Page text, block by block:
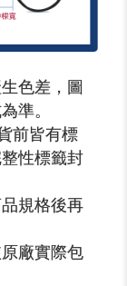
色差，圖
準。
前皆有標
性標籤封
規格後再
廠實際包